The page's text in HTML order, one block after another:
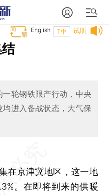
试听
T中
English
轮钢铁限产行动，中央
进入备战状态，大气保
在京津冀地区，这一地
。在即将到来的供暖